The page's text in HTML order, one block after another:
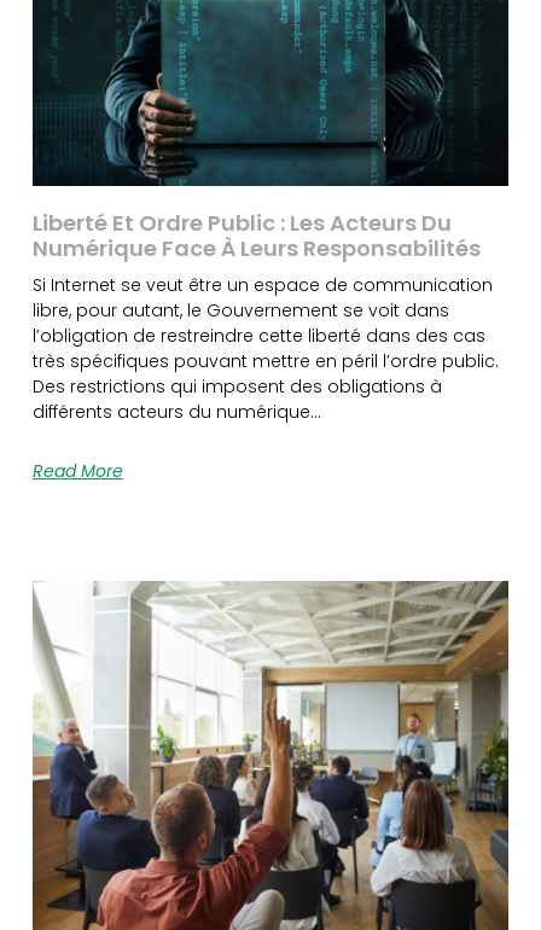
Liberté Et Ordre Public : Les Acteurs Du
Numérique Face À Leurs Responsabilités
Si Internet se veut être un espace de communication
libre, pour autant, le Gouvernement se voit dans
l’obligation de restreindre cette liberté dans des cas
très spécifiques pouvant mettre en péril l’ordre public.
Des restrictions qui imposent des obligations à
différents acteurs du numérique…
Read More